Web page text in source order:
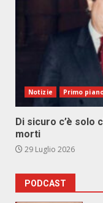
Notizie Primo
Di sicuro c’è solo
morti
29 Luglio 2026
PODCAST